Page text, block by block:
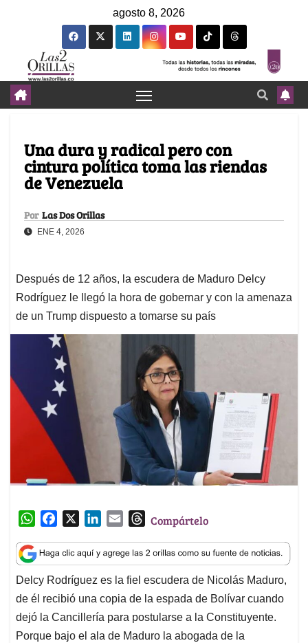
agosto 8, 2026
Una dura y radical pero con
cintura política toma las riendas
de Venezuela
Por Las Dos Orillas
ENE 4, 2026
Después de 12 años, la escudera de Maduro Delcy
Rodríguez le llegó la hora de gobernar y con la amenaza
de un Trump dispuesto a tomarse su país
W
a
t
s
A
p
p
c
e
b
o
o
k
n
k
e
d
I
n
a
i
l
T
r
e
a
d
s
Compártelo
Delcy Rodríguez es la fiel escudera de Nicolás Maduro,
de él recibió una copia de la espada de Bolívar cuando
dejó la Cancillería para postularse a la Constituyente.
Porque bajo el ala de Maduro la abogada de la